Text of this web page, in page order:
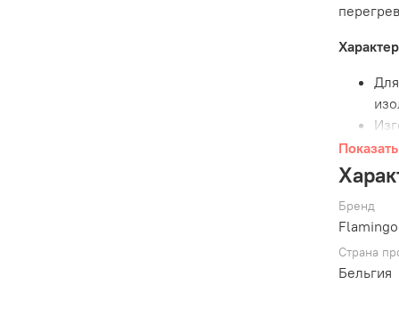
Бандана
Бренд
Flamingo
Страна
Бельгия